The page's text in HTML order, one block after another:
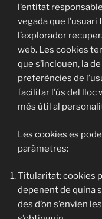
l’entitat
vegada que
l’explorador
web. Les cookies
que s’inclouen, la
preferències de
facilitar l’ús del lloc
més útil al
Les cookies es
paràmetres:
Titularitat:cookies
depenent de quina
des d’on s’envien